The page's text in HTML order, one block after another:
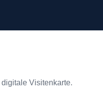
Visitenkarte.